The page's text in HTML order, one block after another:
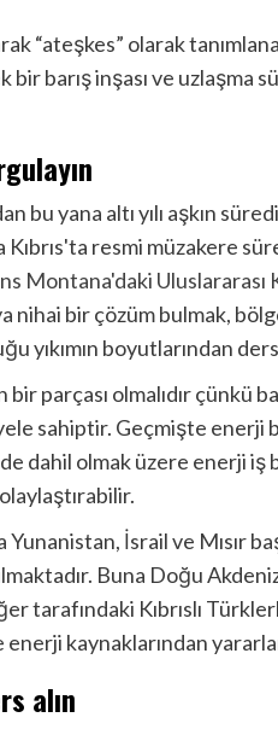
“ateşkes” olarak
barış inşası ve uzlaşma
bu yana altı yılı aşkın
Kıbrıs'ta resmi müzakere
Montana'daki Uluslararası
nihai bir çözüm bulmak,
yıkımın boyutlarından
parçası olmalıdır çünkü
sahiptir. Geçmişte enerji
dahil olmak üzere enerji iş
Yunanistan, İsrail ve Mısır
Buna Doğu
tarafındaki Kıbrıslı
enerji kaynaklarından
alın